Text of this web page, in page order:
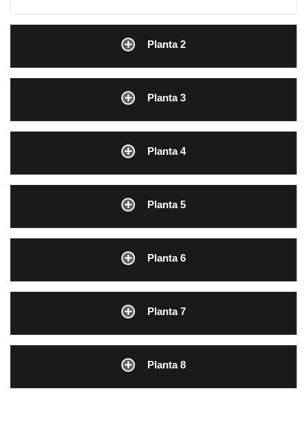
Planta 2
Planta 3
Planta 4
Planta 5
Planta 6
Planta 7
Planta 8